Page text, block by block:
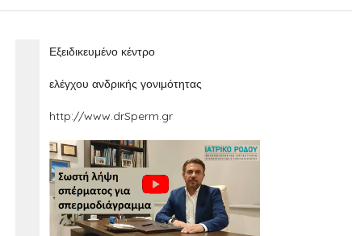
Εξειδικευμένο κέντρο
ελέγχου ανδρικής γονιμότητας
http://www.drSperm.gr